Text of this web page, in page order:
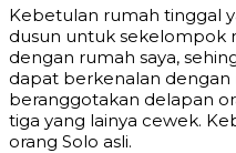
Kebetulan rumah tinggal
dusun untuk sekelompok
dengan rumah saya,
dapat berkenalan dengan
beranggotakan delapan
tiga yang lainya cewek.
orang Solo asli.